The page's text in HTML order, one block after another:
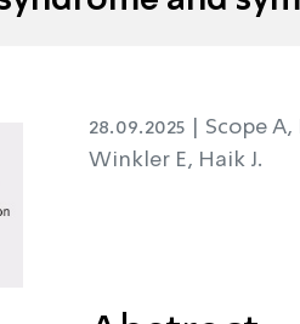
28.09.2025 | Scope
Winkler E, Haik J.